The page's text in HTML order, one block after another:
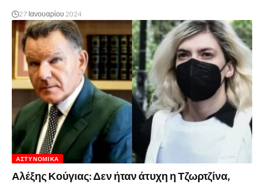
27 Ιανουαρίου 2024
ΑΣΤΥΝΟΜΙΚΆ
Αλέξης Κούγιας: Δεν ήταν άτυχη η Τζωρτζίνα,